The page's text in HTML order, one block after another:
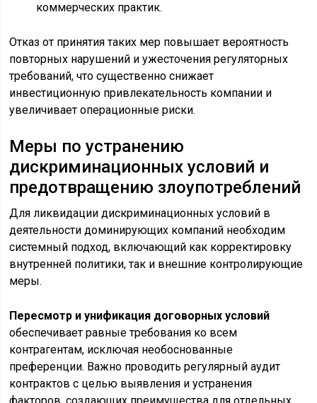
коммерческих практик.
Отказ от принятия таких мер повышает вероятность
повторных нарушений и ужесточения регуляторных
требований, что существенно снижает
инвестиционную привлекательность компании и
увеличивает операционные риски.
Меры по устранению
дискриминационных условий и
предотвращению злоупотреблений
Для ликвидации дискриминационных условий в
деятельности доминирующих компаний необходим
системный подход, включающий как корректировку
внутренней политики, так и внешние контролирующие
меры.
Пересмотр и унификация договорных условий
обеспечивает равные требования ко всем
контрагентам, исключая необоснованные
преференции. Важно проводить регулярный аудит
контрактов с целью выявления и устранения